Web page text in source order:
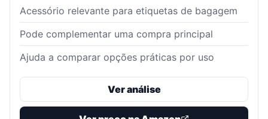
Acessório relevante para etiquetas de bagagem
Pode complementar uma compra principal
Ajuda a comparar opções práticas por uso
Ver análise